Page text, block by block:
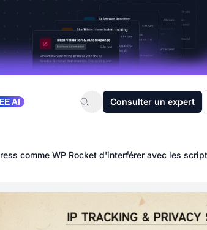
AI Consulter un expert
comme WP Rocket d'interférer avec les